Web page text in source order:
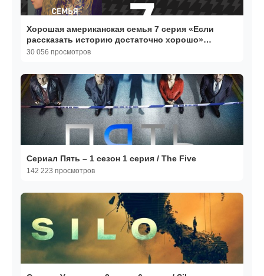
Хорошая американская семья 7 серия «Если
рассказать историю достаточно хорошо»
(сериал, 2025)
30 056 просмотров
Сериал Пять – 1 сезон 1 серия / The Five
142 223 просмотров